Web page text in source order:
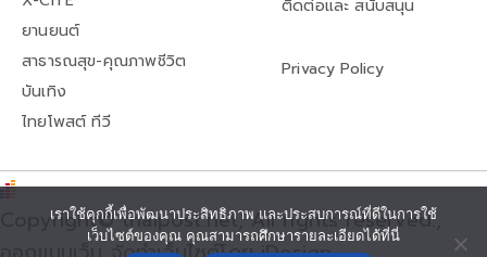
ยานยนต์
สาธารณสุข-คุณภาพชีวิต
บันเทิง
ไทยโพสต์ ทีวี
ติดต่อและ สนับสนุน
Privacy Policy
Copyright© thaipost.net, All rights reserved.,
เราใช้คุกกี้เพื่อพัฒนาประสิทธิภาพ และประสบการณ์ที่ดีในการใช้
เว็บไซต์ของคุณ คุณสามารถศึกษารายละเอียดได้ที่นี่